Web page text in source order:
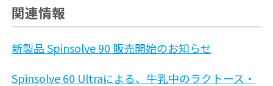
関連情報
新製品 Spinsolve 90 販売開始のお知らせ
Spinsolve 60 Ultraによる、牛乳中のラクトース・